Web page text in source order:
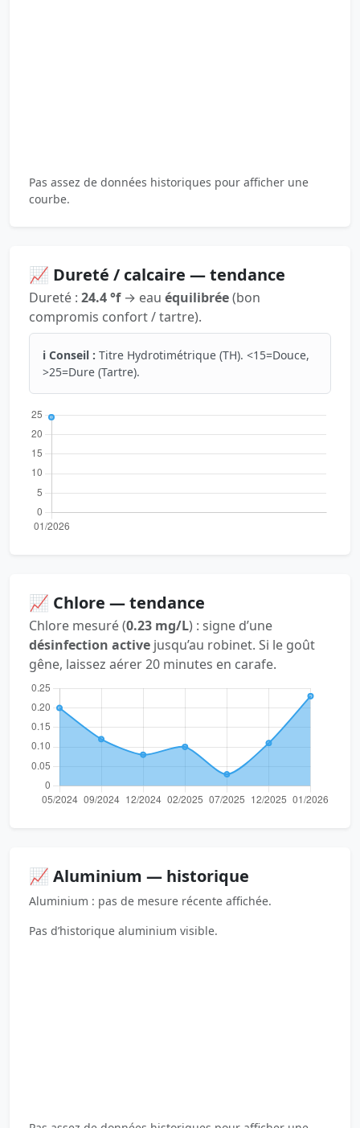
Pas assez de données historiques pour afficher une
courbe.
📈 Dureté / calcaire — tendance
Dureté : 24.4 °f→ eau équilibrée(bon
compromis confort / tartre).
ℹ️ Conseil : Titre Hydrotimétrique (TH). <15=Douce,
>25=Dure (Tartre).
📈 Chlore — tendance
Chlore mesuré (0.23 mg/L) : signe d’une
désinfection active jusqu’au robinet. Si le goût
gêne, laissez aérer 20 minutes en carafe.
📈 Aluminium — historique
Aluminium : pas de mesure récente affichée.
Pas d’historique aluminium visible.